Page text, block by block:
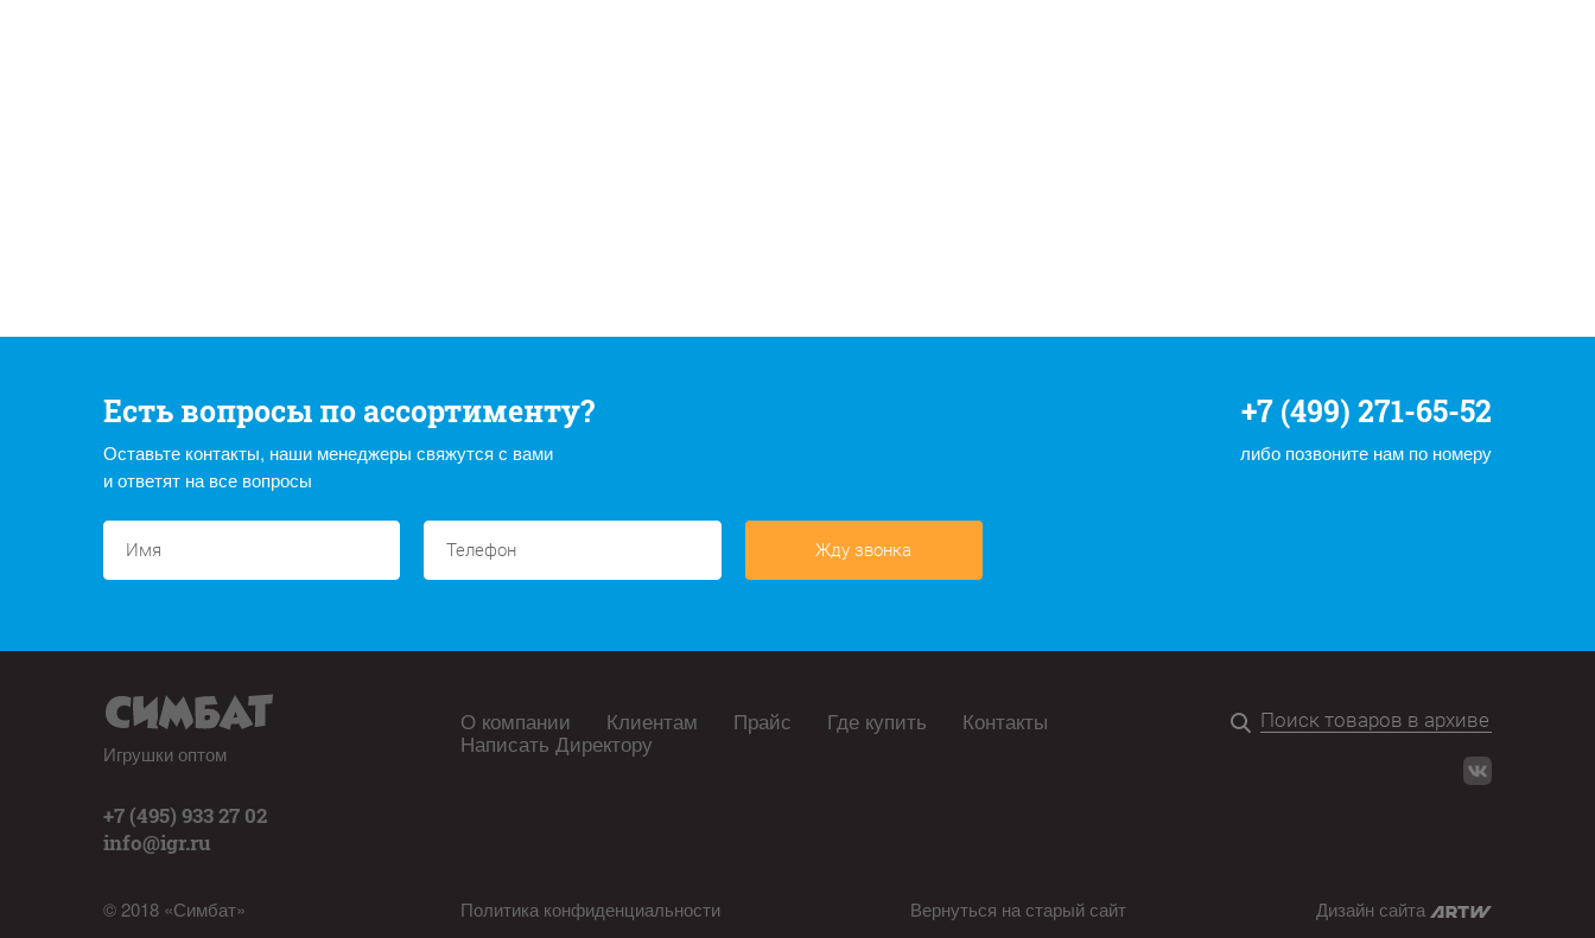
Есть вопросы по ассортименту?
Оставьте контакты, наши менеджеры свяжутся с вами
и ответят на все вопросы
+7 (499) 271-65-52
либо позвоните нам по номеру
Жду звонка
Игрушки оптом
+7 (495) 933 27 02
info@igr.ru
© 2018 «Симбат»
О компании Клиентам Прайс Где купить Контакты
Написать Директору
Политика конфиденциальности Вернуться на старый сайт Дизайн сайта